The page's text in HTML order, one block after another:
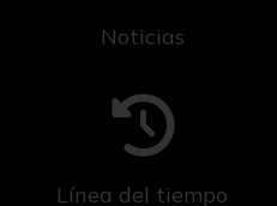
Noticias
Línea del tiempo